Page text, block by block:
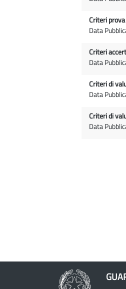
Criteri
Data
Criteri
Data
Criteri di
Data
Criteri di
Data